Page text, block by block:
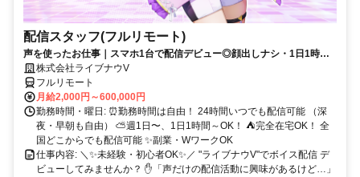
配信スタッフ(フルリモート)
声を使ったお仕事｜スマホ1台で配信デビュー◎顔出しナシ・1日1時間
～OK♪
株式会社ライブナウV
フルリモート
月給2,000円～600,000円
勤務時間・曜日: ⏰勤務時間は自由！ 24時間いつでも配信可能 （深
夜・早朝も自由） ⛅週1日〜、1日1時間～OK！ ⛺完全在宅OK！ 全
国どこからでも配信可能 ✨副業・WワークOK
仕事内容: ＼✨未経験・初心者OK✨／ "ライブナウV"でボイス配信 デ
ビューしてみませんか？ ✋「声だけの配信活動に興味があるけど…」